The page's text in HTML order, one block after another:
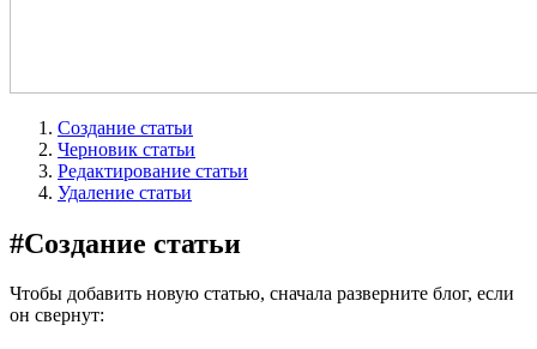
Создание статьи
Черновик статьи
Редактирование статьи
Удаление статьи
#Создание статьи
Чтобы добавить новую статью, сначала разверните блог, если
он свернут: